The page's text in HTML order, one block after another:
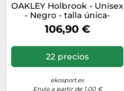
OAKLEY Holbrook - Unisex
- Negro - talla única-
modelo 2026
106,90 €
22 precios
ekosport.es
Envío a partir de 1,00 €